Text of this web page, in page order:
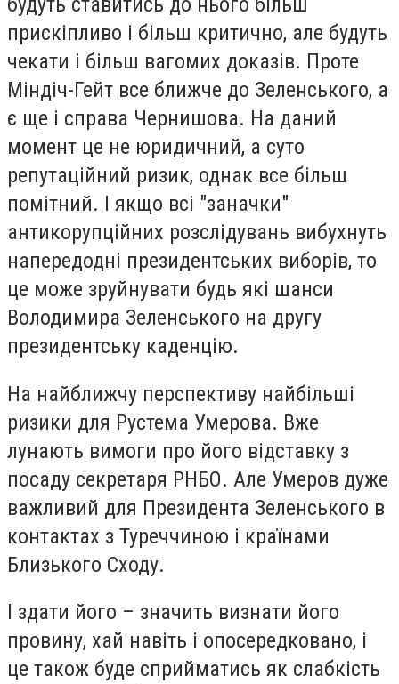
прискіпливо і більш критично, але будуть
чекати і більш вагомих доказів. Проте
Міндіч-Гейт все ближче до Зеленського, а
є ще і справа Чернишова. На даний
момент це не юридичний, а суто
репутаційний ризик, однак все більш
помітний. І якщо всі "заначки"
антикорупційних розслідувань вибухнуть
напередодні президентських виборів, то
це може зруйнувати будь які шанси
Володимира Зеленського на другу
президентську каденцію.
На найближчу перспективу найбільші
ризики для Рустема Умерова. Вже
лунають вимоги про його відставку з
посаду секретаря РНБО. Але Умеров дуже
важливий для Президента Зеленського в
контактах з Туреччиною і країнами
Близького Сходу.
І здати його – значить визнати його
провину, хай навіть і опосередковано, і
це також буде сприйматись як слабкість